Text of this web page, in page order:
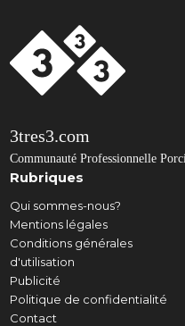
3tres3.com
Communauté Professionnelle
Rubriques
Qui sommes-nous?
Mentions légales
Conditions générales
d'utilisation
Publicité
Politique de confidentialité
Contact